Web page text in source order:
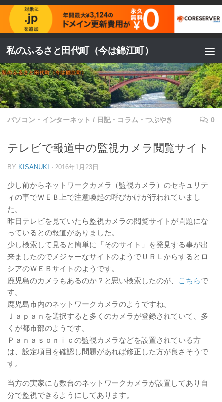
コンテンツへスキップ
私のふるさと田代町（今は錦江町）
パソコン・インターネット / 日記・コラム・つぶやき 0
テレビで報道中の監視カメラ閲覧サイト
BY KISANUKI · 2016年1月23日
少し前からネットワークカメラ（監視カメラ）のセキュリテ
ィの事でＷＥＢ上で注意喚起の呼びかけが行われていまし
た。
昨日テレビを見ていたら監視カメラの閲覧サイトが問題にな
っているとの報道がありました。
少し検索して見ると簡単に「そのサイト」を発見する事が出
来ましたのでメジャーなサイトのようでＵＲＬからするとロ
シアのＷＥＢサイトのようです。
鹿児島のカメラもあるのか？と思い検索したのが、
こちらで
す。
鹿児島市内のネットワークカメラのようですね。
Ｊａｐａｎを選択すると多くのカメラが登録されていて、多
くが都市部のようです。
Ｐａｎａｓｏｎｉｃの監視カメラなどを設置されている方
は、設定項目を確認し問題があれば修正した方が良さそうで
す。
当方の実家にも数台のネットワークカメラが設置してあり自
分で監視できるようにしてあります。